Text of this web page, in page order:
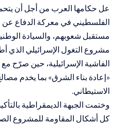
عل حكامها العرب من أجل أن
الفلسطيني في معركة الدفاع عن
مستقبل شعوبهم، والسيادة
مشروع التغول الإسرائيلي الذي
الفاشية الإسرائيلية، حين صرّح مع
«إعادة بناء الشرق» بما يخدم
الاستيطاني.
وختمت الجبهة الديمقراطية
كل أشكال المقاومة للمشروع